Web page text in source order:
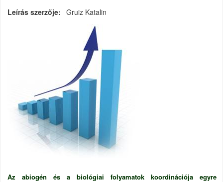
Leírás szerzője
Gruiz Katalin
Az abiogén és a biológiai folyamatok koordinációja egyre